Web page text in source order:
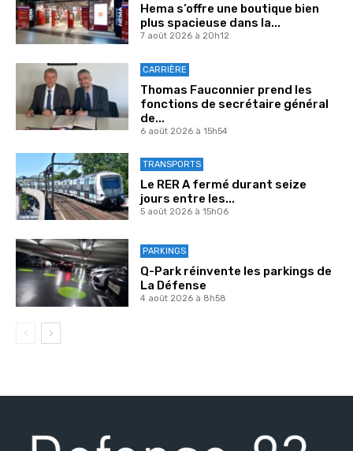
Hema s’offre une boutique bien
plus spacieuse dans la...
7 août 2026 à 20h12
CARRIÈRE
Thomas Fauconnier prend les
fonctions de secrétaire général
de...
6 août 2026 à 15h54
TRANSPORTS
Le RER A fermé durant seize
jours entre les...
5 août 2026 à 15h06
PARKINGS
Q-Park réinvente les parkings de
La Défense
4 août 2026 à 8h58